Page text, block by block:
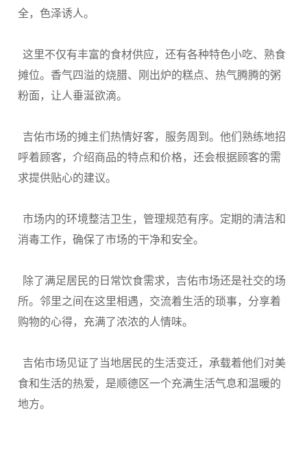
全，色泽诱人。
这里不仅有丰富的食材供应，还有各种特色小吃、熟食
摊位。香气四溢的烧腊、刚出炉的糕点、热气腾腾的粥
粉面，让人垂涎欲滴。
吉佑市场的摊主们热情好客，服务周到。他们熟练地招
呼着顾客，介绍商品的特点和价格，还会根据顾客的需
求提供贴心的建议。
市场内的环境整洁卫生，管理规范有序。定期的清洁和
消毒工作，确保了市场的干净和安全。
除了满足居民的日常饮食需求，吉佑市场还是社交的场
所。邻里之间在这里相遇，交流着生活的琐事，分享着
购物的心得，充满了浓浓的人情味。
吉佑市场见证了当地居民的生活变迁，承载着他们对美
食和生活的热爱，是顺德区一个充满生活气息和温暖的
地方。